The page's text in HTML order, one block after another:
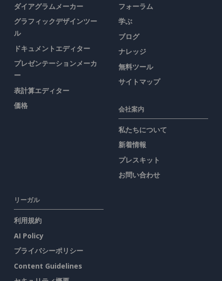
ダイアグラムメーカー
グラフィックデザインツー
ル
ドキュメントエディター
プレゼンテーションメーカ
ー
表計算エディター
価格
フォーラム
学ぶ
ブログ
ナレッジ
無料ツール
サイトマップ
会社案内
私たちについて
新着情報
プレスキット
お問い合わせ
リーガル
利用規約
AI Policy
プライバシーポリシー
Content Guidelines